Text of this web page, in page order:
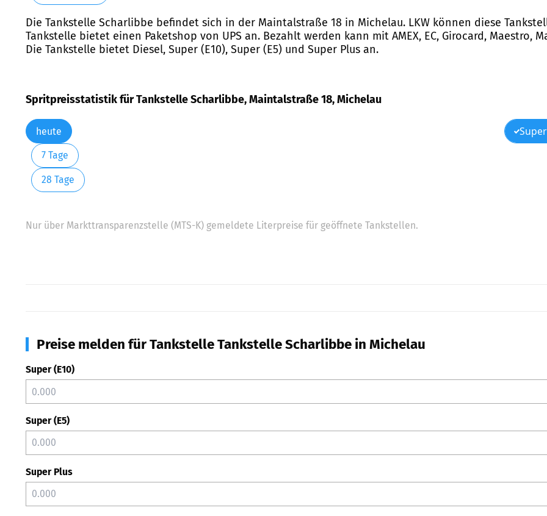
Die Tankstelle Scharlibbe befindet sich in der Maintalstraße 18 in Michelau. LKW können diese
Tankstelle bietet einen Paketshop von UPS an. Bezahlt werden kann mit AMEX, EC, Girocard, Maestro,
Die Tankstelle bietet Diesel, Super (E10), Super (E5) und Super Plus an.
Spritpreisstatistik für Tankstelle Scharlibbe, Maintalstraße 18, Michelau
heute
7 Tage
28 Tage
Nur über Markttransparenzstelle (MTS-K) gemeldete Literpreise für geöffnete Tankstellen.
Preise melden für Tankstelle Tankstelle Scharlibbe in Michelau
Super (E10)
Super (E5)
Super Plus